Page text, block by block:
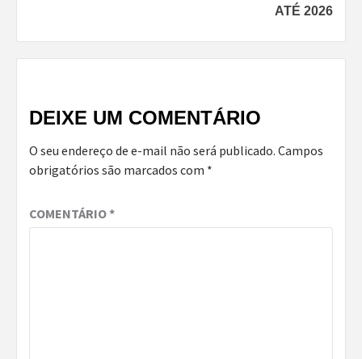
ATÉ 2026
DEIXE UM COMENTÁRIO
O seu endereço de e-mail não será publicado. Campos
obrigatórios são marcados com *
COMENTÁRIO*